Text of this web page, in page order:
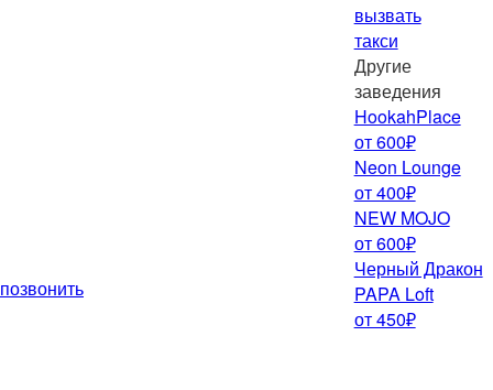
позвонить
вызвать
такси
Другие
заведения
HookahPlace
от 600₽
Neon Lounge
от 400₽
NEW MOJO
от 600₽
Черный Дракон
PAPA Loft
от 450₽